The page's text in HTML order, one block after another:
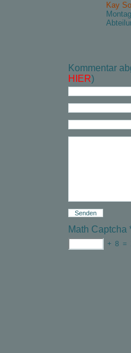
Kay
Kommentar
HIER)
Math Captcha
+ 8 =